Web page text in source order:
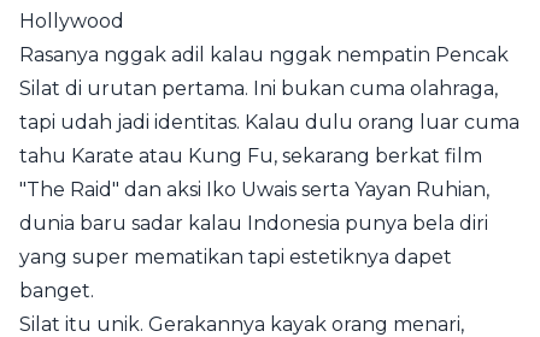
Hollywood
Rasanya nggak adil kalau nggak nempatin Pencak
Silat di urutan pertama. Ini bukan cuma olahraga,
tapi udah jadi identitas. Kalau dulu orang luar cuma
tahu Karate atau Kung Fu, sekarang berkat film
"The Raid" dan aksi Iko Uwais serta Yayan Ruhian,
dunia baru sadar kalau Indonesia punya bela diri
yang super mematikan tapi estetiknya dapet
banget.
Silat itu unik. Gerakannya kayak orang menari,